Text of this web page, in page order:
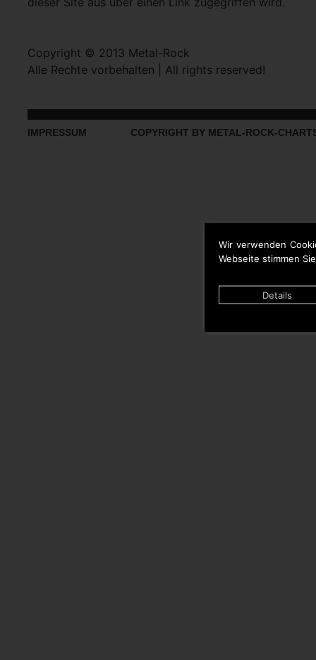
Wir verwenden
Webseite stimmen
Details
Copyright © 2013 Metal-Rock
Alle Rechte vorbehalten | All rights reserved!
IMPRESSUM COPYRIGHT BY METAL-ROCK-